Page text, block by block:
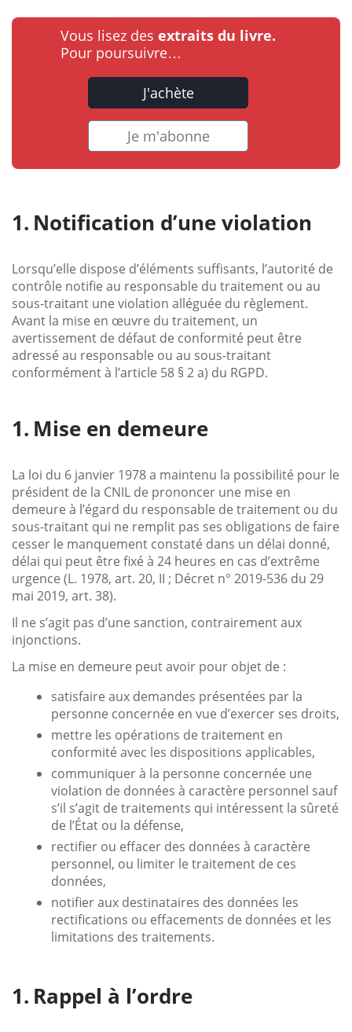
Vous lisez des extraits du livre.
Pour poursuivre…
J'achète
Je m'abonne
Notification d’une violation
Lorsqu’elle dispose d’éléments suffisants, l’autorité de
contrôle notifie au responsable du traitement ou au
sous-traitant une violation alléguée du règlement.
Avant la mise en œuvre du traitement, un
avertissement de défaut de conformité peut être
adressé au responsable ou au sous-traitant
conformément à l’article 58 § 2 a) du RGPD.
Mise en demeure
La loi du 6 janvier 1978 a maintenu la possibilité pour le
président de la CNIL de prononcer une mise en
demeure à l’égard du responsable de traitement ou du
sous-traitant qui ne remplit pas ses obligations de faire
cesser le manquement constaté dans un délai donné,
délai qui peut être fixé à 24 heures en cas d’extrême
urgence (L. 1978, art. 20, II ; Décret n° 2019-536 du 29
mai 2019, art. 38).
Il ne s’agit pas d’une sanction, contrairement aux
injonctions.
La mise en demeure peut avoir pour objet de :
satisfaire aux demandes présentées par la
personne concernée en vue d’exercer ses droits,
mettre les opérations de traitement en
conformité avec les dispositions applicables,
communiquer à la personne concernée une
violation de données à caractère personnel sauf
s’il s’agit de traitements qui intéressent la sûreté
de l’État ou la défense,
rectifier ou effacer des données à caractère
personnel, ou limiter le traitement de ces
données,
notifier aux destinataires des données les
rectifications ou effacements de données et les
limitations des traitements.
Rappel à l’ordre